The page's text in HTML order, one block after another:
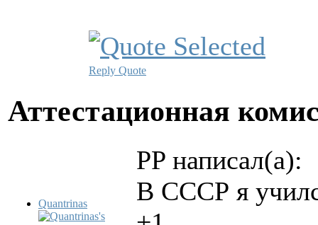
Reply Quote
Аттестационная
Quantrinas
PP написал(а):
В СССР я